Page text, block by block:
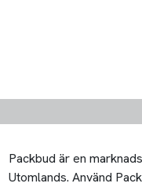
Packbud är en
Utomlands. Använd